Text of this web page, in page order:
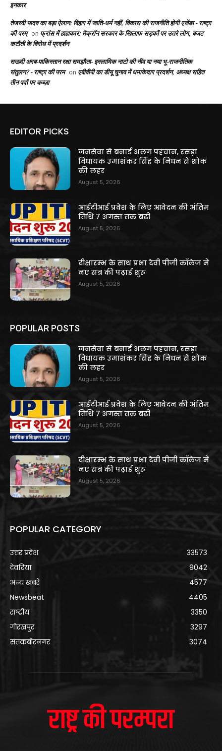
इनकार
तेजस्वी यादव का बड़ा ऐलान: बिहार में जाति-धर्म नहीं, विकास की राजनीति होगी एजेंडा - राष्ट्र
की परम् on फ्रांस में हाहाकार: मैक्रॉन सरकार के खिलाफ सड़कों पर उतरे लोग, बजट
कटौती के विरोध में प्रदर्शन
सऊदी अरब-पाकिस्तान रक्षा समझौता- इस्लामिक नाटो की नींव या नया भू-राजनीतिक
संतुलन? - राष्ट्र की परम on एबीवीपी का डीयू चुनाव में धमाकेदार प्रदर्शन, अध्यक्ष सहित
तीन पदों पर कब्ज़ा
EDITOR PICKS
जनसेवा से बनाई अलग पहचान, रसड़ा
विधायक उमाशंकर सिंह के निधन से शोक
की लहर
August 5, 2026
आईटीआई प्रवेश के लिए आवेदन की अंतिम
तिथि 7 अगस्त तक बढ़ी
August 5, 2026
दीक्षारम्भ के साथ प्रभा देवी पीजी कॉलेज में
नए सत्र की पढ़ाई शुरू
August 5, 2026
POPULAR POSTS
जनसेवा से बनाई अलग पहचान, रसड़ा
विधायक उमाशंकर सिंह के निधन से शोक
की लहर
August 5, 2026
आईटीआई प्रवेश के लिए आवेदन की अंतिम
तिथि 7 अगस्त तक बढ़ी
August 5, 2026
दीक्षारम्भ के साथ प्रभा देवी पीजी कॉलेज में
नए सत्र की पढ़ाई शुरू
August 5, 2026
POPULAR CATEGORY
उत्तर प्रदेश
33573
देवरिया
9042
अन्य खबरे
4577
Newsbeat
4405
राष्ट्रीय
3350
गोरखपुर
3297
संतकबीरनगर
3074